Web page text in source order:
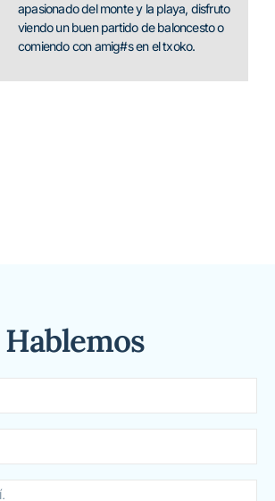
apasionado del monte y la playa, disfruto
viendo un buen partido de baloncesto o
comiendo con amig#s en el txoko.
Hablemos